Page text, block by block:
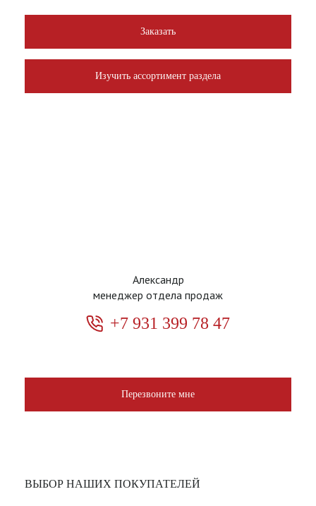
Заказать
Изучить ассортимент раздела
Александр
менеджер отдела продаж
+7 931 399 78 47
Перезвоните мне
ВЫБОР НАШИХ ПОКУПАТЕЛЕЙ